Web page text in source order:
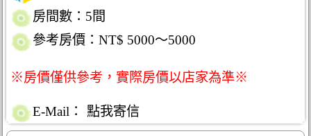
房間數：5間
參考房價：NT$ 5000～5000
※房價僅供參考，實際房價以店家為準※
E-Mail： 點我寄信